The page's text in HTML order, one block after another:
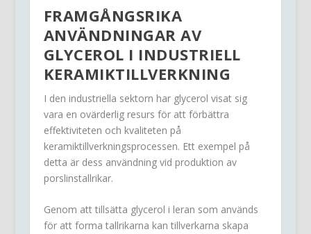
FRAMGÅNGSRIKA
ANVÄNDNINGAR AV
GLYCEROL I INDUSTRIELL
KERAMIKTILLVERKNING
I den industriella sektorn har glycerol visat sig
vara en ovärderlig resurs för att förbättra
effektiviteten och kvaliteten på
keramiktillverkningsprocessen. Ett exempel på
detta är dess användning vid produktion av
porslinstallrikar.
Genom att tillsätta glycerol i leran som används
för att forma tallrikarna kan tillverkarna skapa